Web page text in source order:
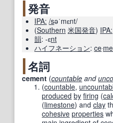
発音
IPA: /səˈmɛnt/
(Southern 米国発音) IPA:
韻: -ɛnt
ハイフネーション: ce‧
名詞
cement (countable and
(countable,
produced by firing (
(limestone) and clay
cohesive properties